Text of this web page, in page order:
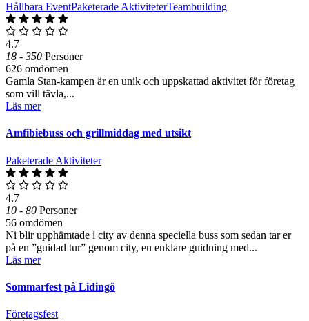
Hållbara EventPaketerade AktiviteterTeambuilding
4.7
18 - 350 Personer
626 omdömen
Gamla Stan-kampen är en unik och uppskattad aktivitet för företag
som vill tävla,...
Läs mer
Amfibiebuss och grillmiddag med utsikt
Paketerade Aktiviteter
4.7
10 - 80 Personer
56 omdömen
Ni blir upphämtade i city av denna speciella buss som sedan tar er
på en ”guidad tur” genom city, en enklare guidning med...
Läs mer
Sommarfest på Lidingö
Företagsfest